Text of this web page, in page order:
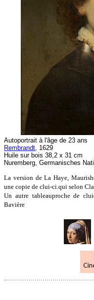
Autoportrait à l'âge de 23 ans
Rembrandt, 1629
Huile sur bois 38,2 x 31 cm
Nuremberg, Germanisches
La version de La Haye,
une copie de clui-ci.qui selon
Un autre tableauproche de
Bavière